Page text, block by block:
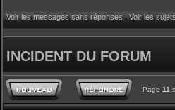
Voir les messages sans réponses|Voir les
INCIDENT DU FORUM
Page 11